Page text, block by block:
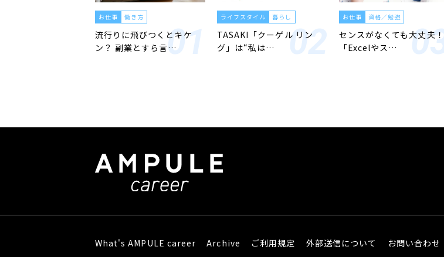
お仕事 働き方
流行りに飛びつくとキケ
ン？ 副業とすら言…
ライフスタイル 暮らし
TASAKI「クーゲル リン
グ」は“私は…
お仕事 資格／勉強
センスがなくても大丈夫！
「Excelやス…
What's AMPULE career Archive ご利用規定 外部送信について お問い合わせ